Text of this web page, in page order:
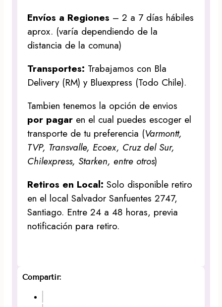
Envíos a Regiones – 2 a 7 días hábiles
aprox. (varía dependiendo de la
distancia de la comuna)
Transportes: Trabajamos con Bla
Delivery (RM) y Bluexpress (Todo Chile).
Tambien tenemos la opción de envios
por pagar en el cual puedes escoger el
transporte de tu preferencia (Varmontt,
TVP, Transvalle, Ecoex, Cruz del Sur,
Chilexpress, Starken, entre otros)
Retiros en Local:Solo disponible retiro
en el local Salvador Sanfuentes 2747,
Santiago. Entre 24 a 48 horas, previa
notificación para retiro.
Compartir: